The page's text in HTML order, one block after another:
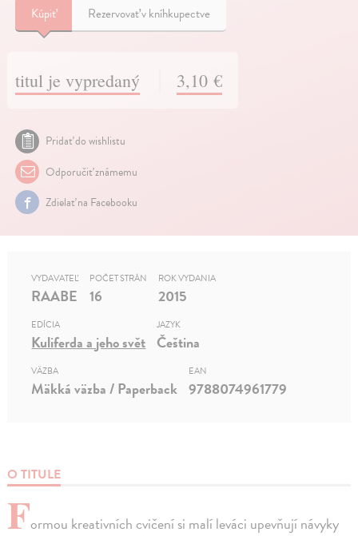
Kúpiť Rezervovať v kníhkupectve
titul je vypredaný 3,10 €
Pridať do wishlistu
Odporučiť známemu
Zdielať na Facebooku
O TITULE
Formou kreativních cvičení si malí leváci upevňují návyky
VYDAVATEĽ
RAABE
POČET STRÁN
16
ROK VYDANIA
2015
EDÍCIA
Kuliferda a jeho svět
JAZYK
Čeština
VÄZBA
Mäkká väzba / Paperback
EAN
9788074961779